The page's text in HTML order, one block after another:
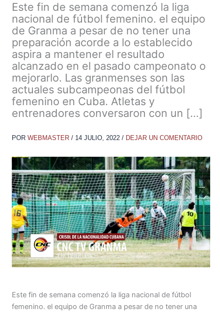
Este fin de semana comenzó la liga
nacional de fútbol femenino. el equipo
de Granma a pesar de no tener una
preparación acorde a lo establecido
aspira a mantener el resultado
alcanzado en el pasado campeonato o
mejorarlo. Las granmenses son las
actuales subcampeonas del fútbol
femenino en Cuba. Atletas y
entrenadores conversaron con un […]
POR WEBMASTER / 14 JULIO, 2022 / DEJAR UN COMENTARIO
Este fin de semana comenzó la liga nacional de fútbol
femenino. el equipo de Granma a pesar de no tener una